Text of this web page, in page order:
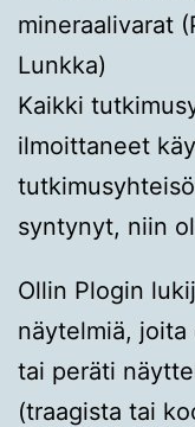
mineraalivarat
Lunkka)
Kaikki
ilmoittaneet
syntynyt, niin
Ollin Plogin
näytelmiä, joita
tai peräti
(traagista tai